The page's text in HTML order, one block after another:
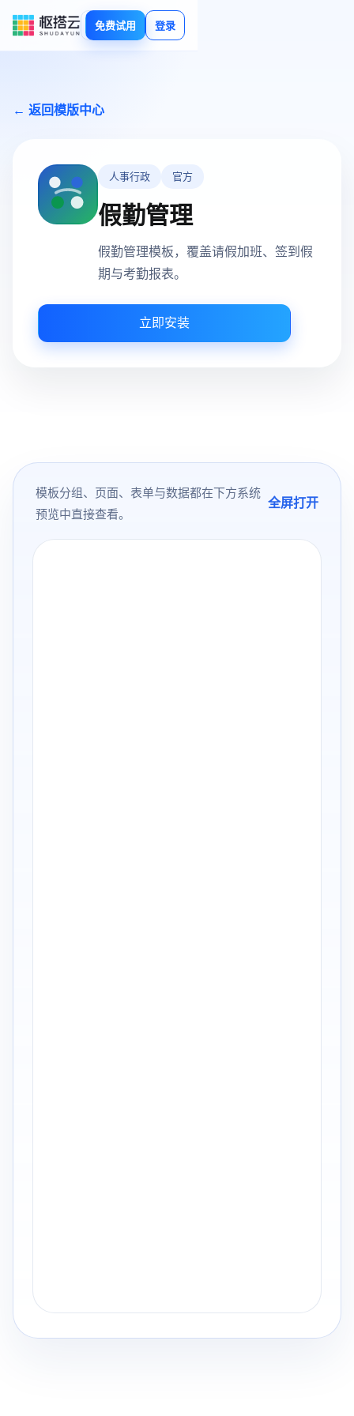
免费试用 登录
← 返回模版中心
人事行政 官方
假勤管理
假勤管理模板，覆盖请假加班、签到假
期与考勤报表。
立即安装
模板分组、页面、表单与数据都在下方系统
预览中直接查看。
全屏打开